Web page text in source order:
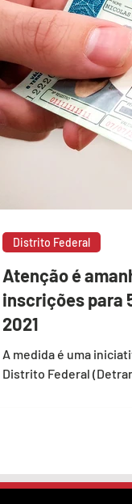
Atenção é
inscrições para
2021
A medida é uma
Distrito Federal
Distrito Federal